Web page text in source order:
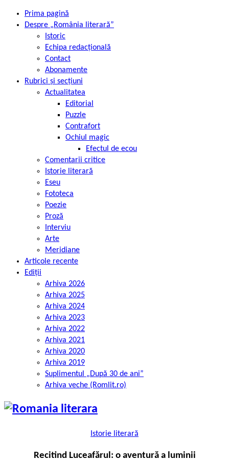
Prima pagină
Despre „România literară”
Istoric
Echipa redacțională
Contact
Abonamente
Rubrici și secțiuni
Actualitatea
Editorial
Puzzle
Contrafort
Ochiul magic
Efectul de ecou
Comentarii critice
Istorie literară
Eseu
Fototeca
Poezie
Proză
Interviu
Arte
Meridiane
Articole recente
Ediții
Arhiva 2026
Arhiva 2025
Arhiva 2024
Arhiva 2023
Arhiva 2022
Arhiva 2021
Arhiva 2020
Arhiva 2019
Suplimentul „După 30 de ani”
Arhiva veche (Romlit.ro)
Istorie literară
Recitind Luceafărul: o aventură a luminii